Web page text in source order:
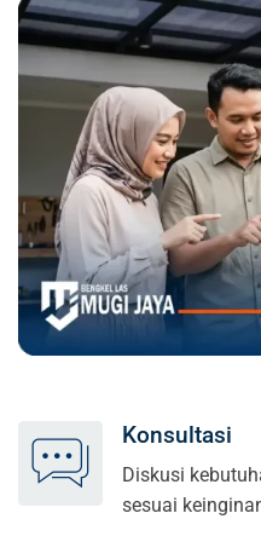
Konsultasi
Diskusi
sesuai